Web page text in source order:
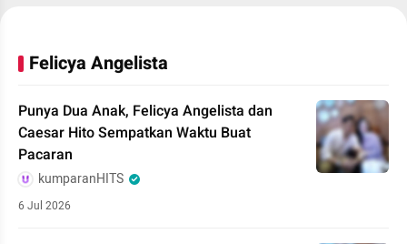
Felicya Angelista
Punya Dua Anak, Felicya Angelista dan
Caesar Hito Sempatkan Waktu Buat
Pacaran
kumparanHITS
6 Jul 2026